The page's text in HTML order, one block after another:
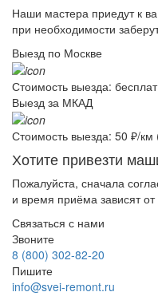
Наши мастера приедут к
при необходимости
Выезд по Москве
Стоимость выезда:
Выезд за МКАД
Стоимость выезда: 50 ₽/км
Хотите привезти
Пожалуйста, сначала
и время приёма зависят от
Связаться с нами
Звоните
8 (800) 302-82-20
Пишите
info@svei-remont.ru